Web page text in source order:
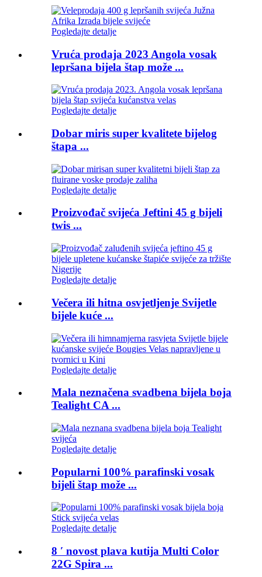
Pogledajte detalje
Vruća prodaja 2023 Angola vosak
lepršana bijela štap može ...
Pogledajte detalje
Dobar miris super kvalitete bijelog
štapa ...
Pogledajte detalje
Proizvođač svijeća Jeftini 45 g bijeli
twis ...
Pogledajte detalje
Večera ili hitna osvjetljenje Svijetle
bijele kuće ...
Pogledajte detalje
Mala neznačena svadbena bijela boja
Tealight CA ...
Pogledajte detalje
Popularni 100% parafinski vosak
bijeli štap može ...
Pogledajte detalje
8 ′ novost plava kutija Multi Color
22G Spira ...